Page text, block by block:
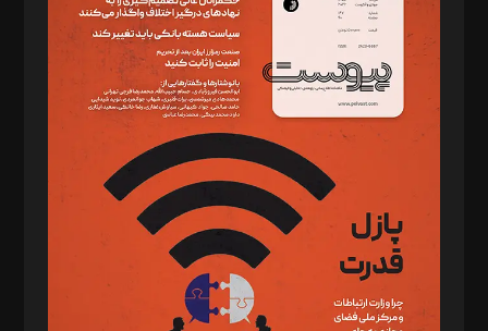
دبیر تحریریه: میثم قاسمی
د‌بیر ناداستان: سمانه سمیع
د‌بیر خدمت و تجارت: ابوالفضل رجبی
د‌بیر حقوق فناوری: حسام‌الدین ایپکچی
د‌بیر پیوست جهان: مینا پاکدل
د‌بیر تحریریه آنلاین: بابک نقاش
تحریریه‌: مجتبی محمود‌ی، آرش برهمند، یسنا امان‌پور، سروش کرمیان،
مصطفی مسجدی آرانی، ابوالفضل رجبی، زهرا فکرانه، فائزه فتحی
رستمی،مصطفی باستان
ویرایش: نگار استاد‌‌آقا
طراح یونیفرم: مجید توکلی